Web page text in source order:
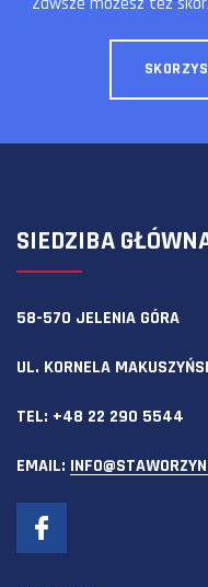
SIEDZIBA
58-570 JELENIA GÓRA
UL. KORNELA
TEL: +48 22 290 5544
EMAIL: